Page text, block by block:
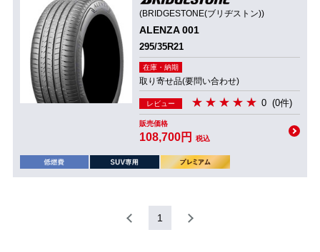
(BRIDGESTONE(ブリヂストン))
ALENZA 001
295/35R21
在庫・納期
取り寄せ品(要問い合わせ)
レビュー 0 (0件)
販売価格
108,700円 税込
1